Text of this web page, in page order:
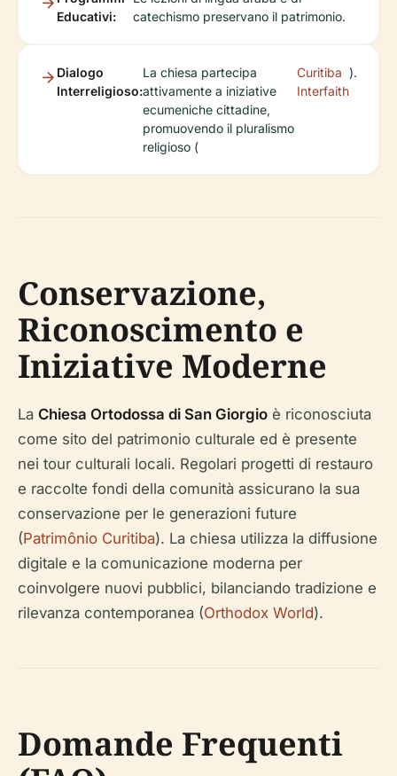
Educativi:
catechismo preservano il patrimonio.
Dialogo
Interreligioso:
La chiesa partecipa
attivamente a iniziative
ecumeniche cittadine,
promuovendo il pluralismo
religioso (
Curitiba
Interfaith
).
Conservazione,
Riconoscimento e
Iniziative Moderne
La Chiesa Ortodossa di San Giorgio è riconosciuta
come sito del patrimonio culturale ed è presente
nei tour culturali locali. Regolari progetti di restauro
e raccolte fondi della comunità assicurano la sua
conservazione per le generazioni future
(Patrimônio Curitiba). La chiesa utilizza la diffusione
digitale e la comunicazione moderna per
coinvolgere nuovi pubblici, bilanciando tradizione e
rilevanza contemporanea (Orthodox World).
Domande Frequenti